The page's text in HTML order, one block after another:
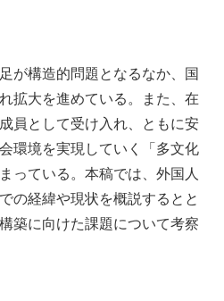
が構造的問題となるなか、国
拡大を進めている。また、在
員として受け入れ、ともに安
環境を実現していく「多文化
っている。本稿では、外国人
の経緯や現状を概説するとと
築に向けた課題について考察